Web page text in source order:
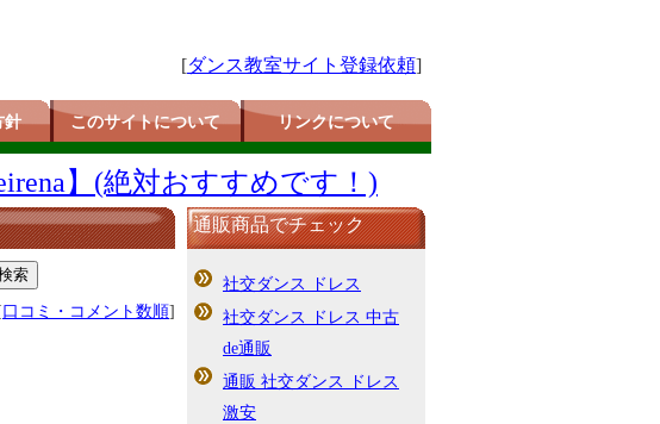
[ダンス教室サイト登録依頼]
針 このサイトについて リンクについて
】(絶対おすすめです！)
口コミ・コメント数順]
通販商品でチェック
社交ダンス ドレス
社交ダンス ドレス 中古
de通販
通販 社交ダンス ドレス
激安